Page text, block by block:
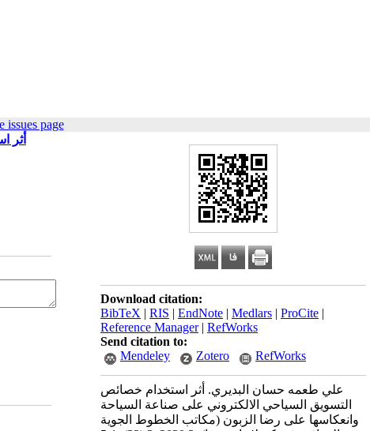
issues page
Download citation:
BibTeX | RIS | EndNote | Medlars | ProCite |
Reference Manager| RefWorks
Send citation to:
Mendeley
Zotero RefWorks
علي طعمه حسان البديري. أثر استخدام خصائص
التسويق السياحي الالكتروني على صناعة السياحة
وانعكاسها على رضا الزبون (مكاتب الخطوط الجوية
أثر